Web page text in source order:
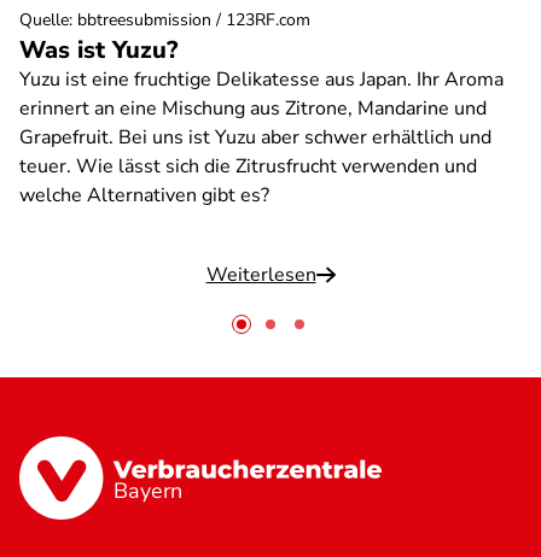
Was ist Yuzu?
Yuzu ist eine fruchtige Delikatesse aus Japan. Ihr Aroma
erinnert an eine Mischung aus Zitrone, Mandarine und
Grapefruit. Bei uns ist Yuzu aber schwer erhältlich und
teuer. Wie lässt sich die Zitrusfrucht verwenden und
welche Alternativen gibt es?
Weiterlesen
Quelle: bbtreesubmission / 123RF.com
Bayern